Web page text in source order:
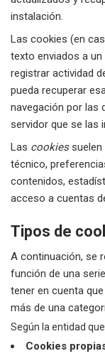
instalación.
Las cookies (en
texto enviados a
registrar actividad
pueda recuperar
navegación por las
servidor que se las
Las cookiessuelen
técnico,
contenidos,
acceso a cuentas
Tipos de
A continuación, se
función de una
tener en cuenta
más de una
Según la entidad
Cookies